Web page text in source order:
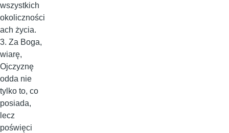
wszystkich
okoliczności
ach życia.
3. Za Boga,
wiarę,
Ojczyznę
odda nie
tylko to, co
posiada,
lecz
poświęci